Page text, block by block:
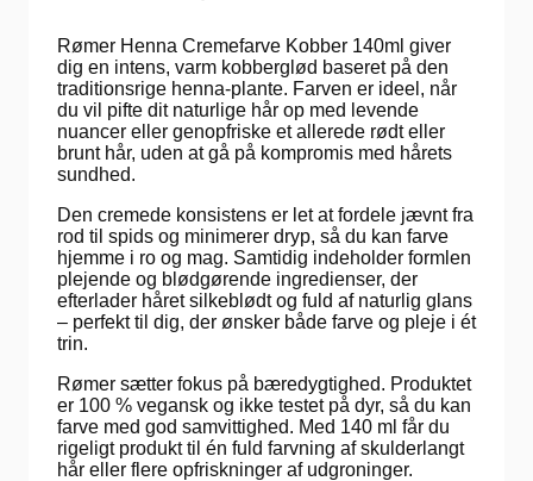
Rømer Henna Cremefarve Kobber 140ml giver
dig en intens, varm kobberglød baseret på den
traditionsrige henna-plante. Farven er ideel, når
du vil pifte dit naturlige hår op med levende
nuancer eller genopfriske et allerede rødt eller
brunt hår, uden at gå på kompromis med hårets
sundhed.
Den cremede konsistens er let at fordele jævnt fra
rod til spids og minimerer dryp, så du kan farve
hjemme i ro og mag. Samtidig indeholder formlen
plejende og blødgørende ingredienser, der
efterlader håret silkeblødt og fuld af naturlig glans
– perfekt til dig, der ønsker både farve og pleje i ét
trin.
Rømer sætter fokus på bæredygtighed. Produktet
er 100 % vegansk og ikke testet på dyr, så du kan
farve med god samvittighed. Med 140 ml får du
rigeligt produkt til én fuld farvning af skulderlangt
hår eller flere opfriskninger af udgroninger.